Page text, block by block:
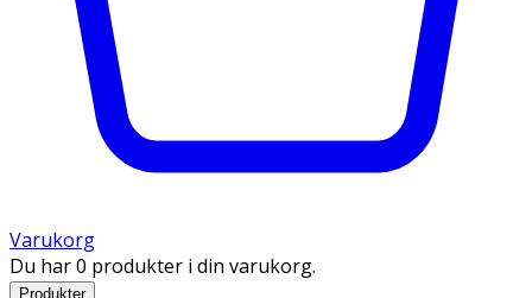
Varukorg
Du har 0 produkter i din varukorg.
Produkter